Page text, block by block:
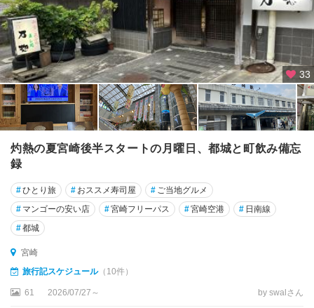
33
灼熱の夏宮崎後半スタートの月曜日、都城と町飲み備忘
録
#ひとり旅 # おススメ寿司屋 # ご当地グルメ
# マンゴーの安い店 #宮崎フリーパス #宮崎空港 # 日南線
#都城
宮崎
旅行記スケジュール（10件）
61 2026/07/27～ by swalさん